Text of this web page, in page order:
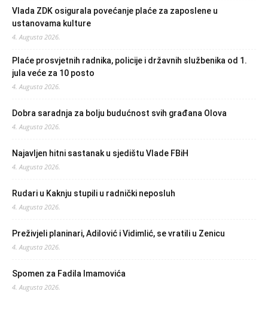
Vlada ZDK osigurala povećanje plaće za zaposlene u
ustanovama kulture
4. Augusta 2026.
Plaće prosvjetnih radnika, policije i državnih službenika od 1.
jula veće za 10 posto
4. Augusta 2026.
Dobra saradnja za bolju budućnost svih građana Olova
4. Augusta 2026.
Najavljen hitni sastanak u sjedištu Vlade FBiH
4. Augusta 2026.
Rudari u Kaknju stupili u radnički neposluh
4. Augusta 2026.
Preživjeli planinari, Adilović i Vidimlić, se vratili u Zenicu
4. Augusta 2026.
Spomen za Fadila Imamovića
4. Augusta 2026.